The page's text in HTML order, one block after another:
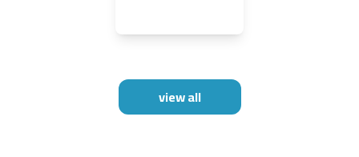
view all